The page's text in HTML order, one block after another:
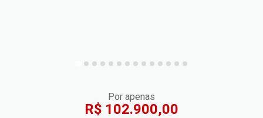
Por apenas
R$ 102.900,00